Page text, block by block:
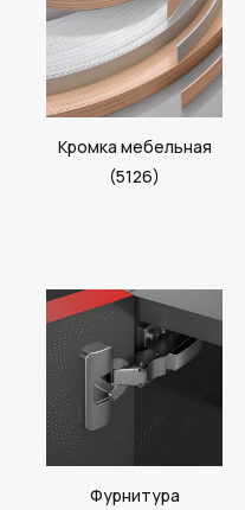
Кромка мебельная
(5126)
Фурнитура